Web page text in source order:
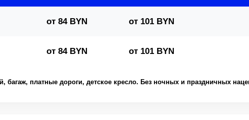
от 84 BYN от 101 BYN
от 84 BYN от 101 BYN
багаж, платные дороги, детское кресло. Без ночных и праздничных